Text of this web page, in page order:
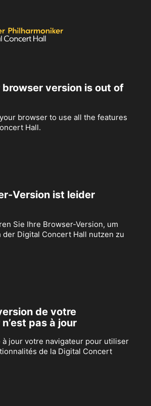
browser version is out of
browser to use all the features
Hall.
Version ist leider
Sie Ihre Browser-Version, um
der Digital Concert Hall nutzen zu
de votre
pas à jour
à jour votre navigateur pour utiliser
de la Digital Concert